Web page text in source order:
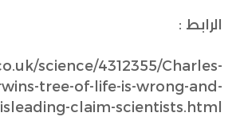
الرابط :
science/4312355/Charles-
tree-of-life-is-wrong-and-
claim-scientists.html